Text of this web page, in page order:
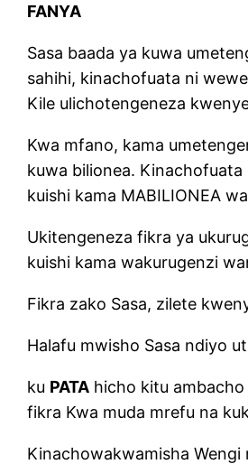
FANYA
Sasa baada ya kuwa
sahihi, kinachofuata ni
Kile ulichotengeneza
Kwa mfano, kama
kuwa bilionea. Kinachofuata
kuishi kama MABILIONEA
Ukitengeneza fikra ya
kuishi kama wakurugenzi
Fikra zako Sasa, zilete
Halafu mwisho Sasa ndiyo
ku PATA hicho kitu ambacho
fikra Kwa muda mrefu na
Kinachowakwamisha Wengi